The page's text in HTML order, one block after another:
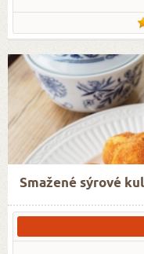
Smažené sýrové